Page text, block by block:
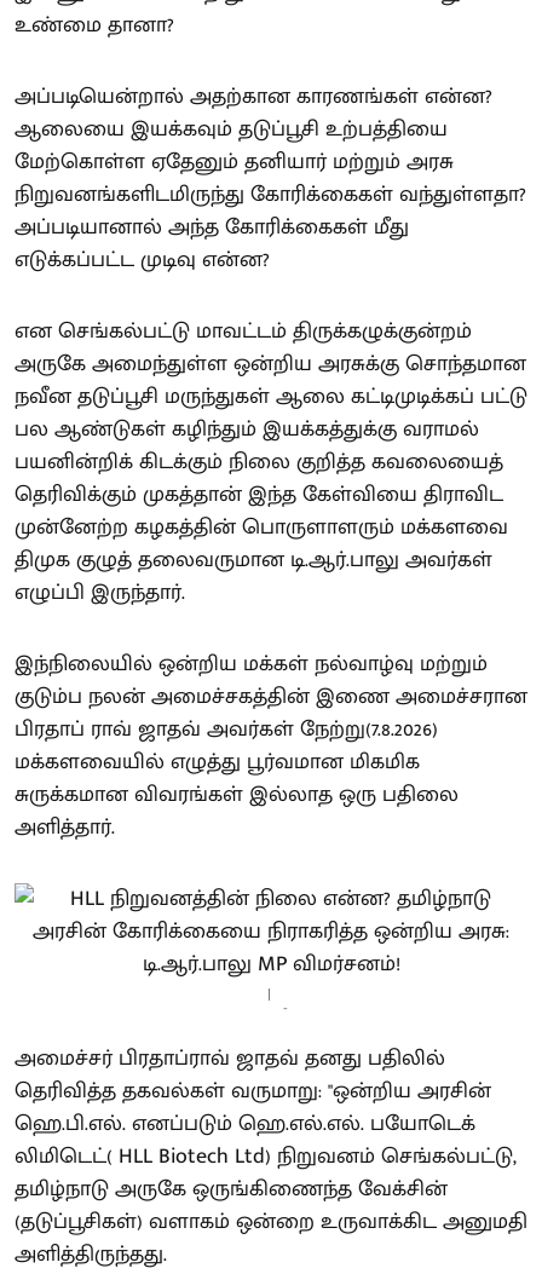
உண்மை தானா?
அப்படியென்றால் அதற்கான காரணங்கள் என்ன?
ஆலையை இயக்கவும் தடுப்பூசி உற்பத்தியை
மேற்கொள்ள ஏதேனும் தனியார் மற்றும் அரசு
நிறுவனங்களிடமிருந்து கோரிக்கைகள் வந்துள்ளதா?
அப்படியானால் அந்த கோரிக்கைகள் மீது
எடுக்கப்பட்ட முடிவு என்ன?
என செங்கல்பட்டு மாவட்டம் திருக்கழுக்குன்றம்
அருகே அமைந்துள்ள ஒன்றிய அரசுக்கு சொந்தமான
நவீன தடுப்பூசி மருந்துகள் ஆலை கட்டிமுடிக்கப் பட்டு
பல ஆண்டுகள் கழிந்தும் இயக்கத்துக்கு வராமல்
பயனின்றிக் கிடக்கும் நிலை குறித்த கவலையைத்
தெரிவிக்கும் முகத்தான் இந்த கேள்வியை திராவிட
முன்னேற்ற கழகத்தின் பொருளாளரும் மக்களவை
திமுக குழுத் தலைவருமான டி.ஆர்.பாலு அவர்கள்
எழுப்பி இருந்தார்.
இந்நிலையில் ஒன்றிய மக்கள் நல்வாழ்வு மற்றும்
குடும்ப நலன் அமைச்சகத்தின் இணை அமைச்சரான
பிரதாப் ராவ் ஜாதவ் அவர்கள் நேற்று(7.8.2026)
மக்களவையில் எழுத்து பூர்வமான மிகமிக
சுருக்கமான விவரங்கள் இல்லாத ஒரு பதிலை
அளித்தார்.
-
அமைச்சர் பிரதாப்ராவ் ஜாதவ் தனது பதிலில்
தெரிவித்த தகவல்கள் வருமாறு: "ஒன்றிய அரசின்
ஹெ.பி.எல். எனப்படும் ஹெ.எல்.எல். பயோடெக்
லிமிடெட்( HLL Biotech Ltd) நிறுவனம் செங்கல்பட்டு,
தமிழ்நாடு அருகே ஒருங்கிணைந்த வேக்சின்
(தடுப்பூசிகள்) வளாகம் ஒன்றை உருவாக்கிட அனுமதி
அளித்திருந்தது.